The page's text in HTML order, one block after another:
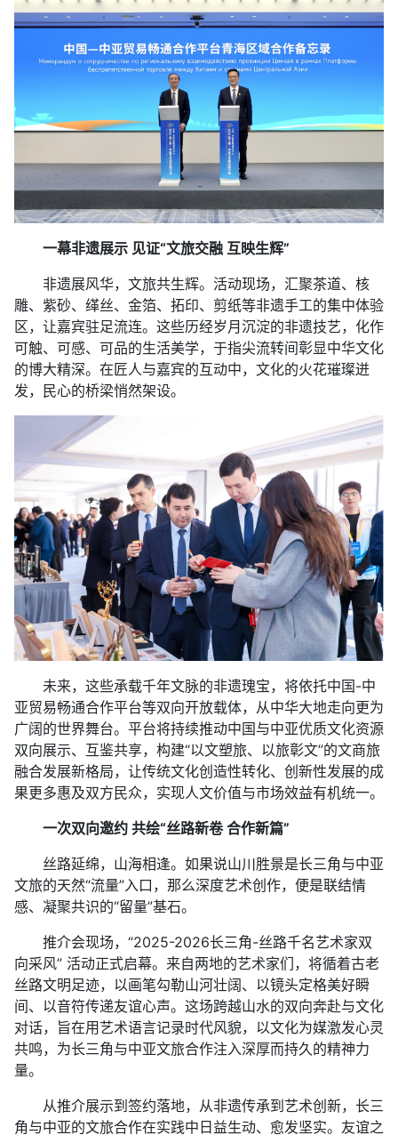
一幕非遗展示 见证“文旅交融 互映生辉”
非遗展风华，文旅共生辉。活动现场，汇聚茶道、核
雕、紫砂、缂丝、金箔、拓印、剪纸等非遗手工的集中体验
区，让嘉宾驻足流连。这些历经岁月沉淀的非遗技艺，化作
可触、可感、可品的生活美学，于指尖流转间彰显中华文化
的博大精深。在匠人与嘉宾的互动中，文化的火花璀璨迸
发，民心的桥梁悄然架设。
未来，这些承载千年文脉的非遗瑰宝，将依托中国-中
亚贸易畅通合作平台等双向开放载体，从中华大地走向更为
广阔的世界舞台。平台将持续推动中国与中亚优质文化资源
双向展示、互鉴共享，构建“以文塑旅、以旅彰文”的文商旅
融合发展新格局，让传统文化创造性转化、创新性发展的成
果更多惠及双方民众，实现人文价值与市场效益有机统一。
一次双向邀约 共绘“丝路新卷 合作新篇”
丝路延绵，山海相逢。如果说山川胜景是长三角与中亚
文旅的天然“流量”入口，那么深度艺术创作，便是联结情
感、凝聚共识的“留量”基石。
推介会现场，“2025-2026长三角-丝路千名艺术家双
向采风” 活动正式启幕。来自两地的艺术家们，将循着古老
丝路文明足迹，以画笔勾勒山河壮阔、以镜头定格美好瞬
间、以音符传递友谊心声。这场跨越山水的双向奔赴与文化
对话，旨在用艺术语言记录时代风貌，以文化为媒激发心灵
共鸣，为长三角与中亚文旅合作注入深厚而持久的精神力
量。
从推介展示到签约落地，从非遗传承到艺术创新，长三
角与中亚的文旅合作在实践中日益生动、愈发坚实。友谊之